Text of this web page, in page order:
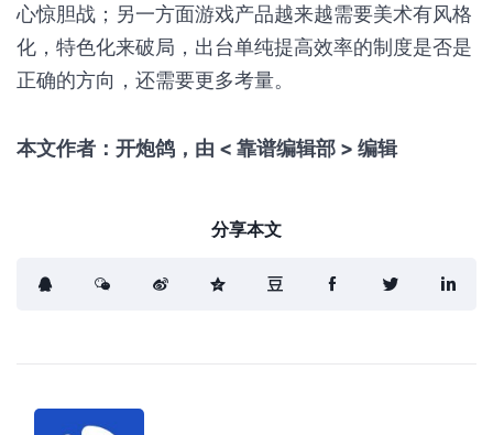
心惊胆战；另一方面游戏产品越来越需要美术有风格
化，特色化来破局，出台单纯提高效率的制度是否是
正确的方向，还需要更多考量。
本文作者：开炮鸽，由 < 靠谱编辑部 > 编辑
分享本文